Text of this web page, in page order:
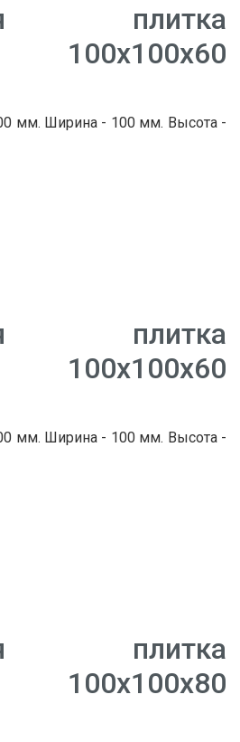
плитка
100х100х60
мм. Ширина - 100 мм. Высота -
плитка
100х100х60
мм. Ширина - 100 мм. Высота -
плитка
100х100х80